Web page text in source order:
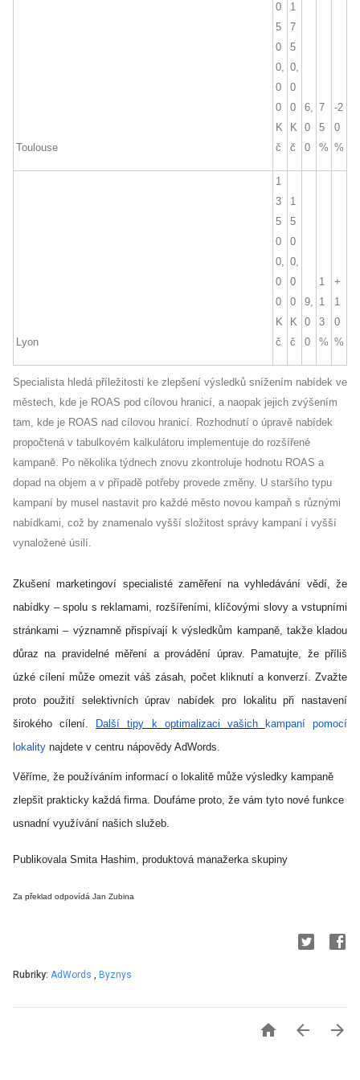
Toulouse
0
5
0
0,
0
0
K
č
1
7
5
0,
0
0
K
č
6,
0
0
7
5
%
-2
0
%
Lyon
1
3
5
0
0,
0
0
K
č
1
5
0
0,
0
0
K
č
9,
0
0
1
1
3
%
+
1
0
%
Specialista hledá příležitosti ke zlepšení výsledků snížením nabídek ve
městech, kde je ROAS pod cílovou hranicí, a naopak jejich zvýšením
tam, kde je ROAS nad cílovou hranicí. Rozhodnutí o úpravě nabídek
propočtená v tabulkovém kalkulátoru implementuje do rozšířené
kampaně. Po několika týdnech znovu zkontroluje hodnotu ROAS a
dopad na objem a v případě potřeby provede změny. U staršího typu
kampaní by musel nastavit pro každé město novou kampaň s různými
nabídkami, což by znamenalo vyšší složitost správy kampaní i vyšší
vynaložené úsilí.
Zkušení marketingoví specialisté zaměření na vyhledávání vědí, že
nabídky – spolu s reklamami, rozšířeními, klíčovými slovy a vstupními
stránkami – významně přispívají k výsledkům kampaně, takže kladou
důraz na pravidelné měření a provádění úprav. Pamatujte, že příliš
úzké cílení může omezit váš zásah, počet kliknutí a konverzí. Zvažte
proto použití selektivních úprav nabídek pro lokalitu při nastavení
širokého cílení.
Další tipy k optimalizaci vašich
kampaní pomocí
lokality najdete v centru nápovědy AdWords.
Věříme, že používáním informací o lokalitě může výsledky kampaně
zlepšit prakticky každá firma. Doufáme proto, že vám tyto nové funkce
usnadní využívání našich služeb.
Publikovala Smita Hashim, produktová manažerka skupiny
Za překlad odpovídá Jan Zubina
Rubriky: AdWords , Byznys
  